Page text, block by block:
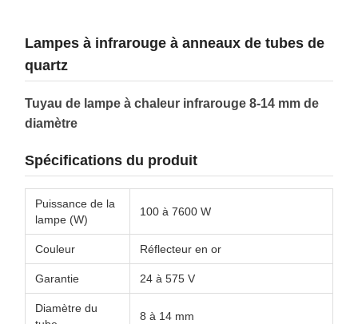
Lampes à infrarouge à anneaux de tubes de
quartz
Tuyau de lampe à chaleur infrarouge 8-14 mm de
diamètre
Spécifications du produit
Puissance de la
lampe (W)
100 à 7600 W
Couleur Réflecteur en or
Garantie 24 à 575 V
Diamètre du
8 à 14 mm